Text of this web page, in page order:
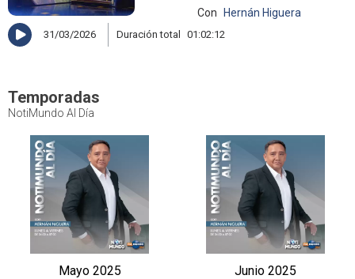
Con
Hernán Higuera
31/03/2026 Duración total 01:02:12
Temporadas
NotiMundo Al Día
Mayo 2025 Junio 2025